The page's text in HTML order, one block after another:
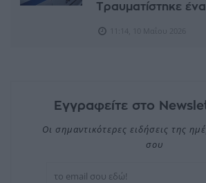
Τραυματίστηκε
Εγγραφείτε στο
Οι σημαντικότερες ειδήσεις της
σου